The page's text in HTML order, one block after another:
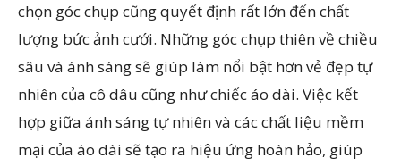
chọn góc chụp cũng quyết định rất lớn đến chất
lượng bức ảnh cưới. Những góc chụp thiên về chiều
sâu và ánh sáng sẽ giúp làm nổi bật hơn vẻ đẹp tự
nhiên của cô dâu cũng như chiếc áo dài. Việc kết
hợp giữa ánh sáng tự nhiên và các chất liệu mềm
mại của áo dài sẽ tạo ra hiệu ứng hoàn hảo, giúp